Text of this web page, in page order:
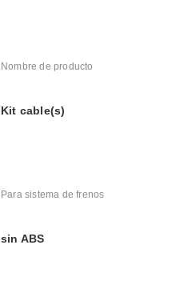
Nombre de producto
Kit cable(s)
Para sistema de frenos
sin ABS